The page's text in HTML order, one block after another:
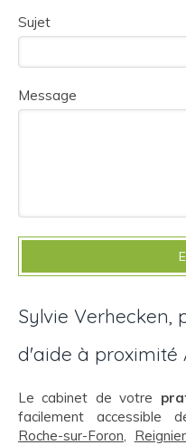
Sujet
Message
Sylvie Verhecken,
d'aide à proximité
Le cabinet de votre
facilement accessible
Roche-sur-Foron,